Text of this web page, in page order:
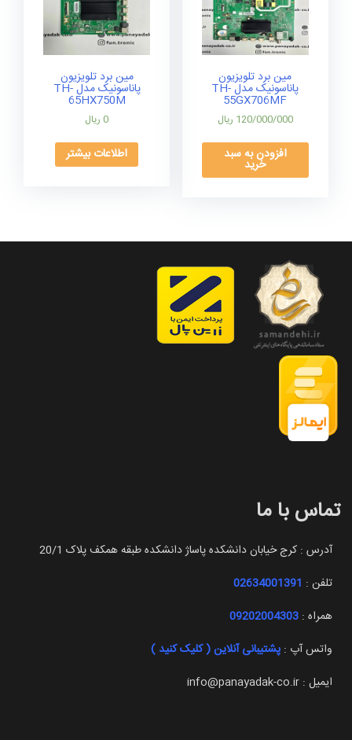
مین برد تلویزیون
پاناسونیک مدل TH-
55GX706MF
120/000/000 ریال
افزودن به سبد
خرید
مین برد تلویزیون
پاناسونیک مدل TH-
65HX750M
0 ریال
اطلاعات بیشتر
تماس با ما
آدرس : کرج خیابان دانشکده پاساژ دانشکده طبقه همکف پلاک 20/1
تلفن : 02634001391
همراه : 09202004303
واتس آپ : پشتیبانی آنلاین ( کلیک کنید )
ایمیل : info@panayadak-co.ir